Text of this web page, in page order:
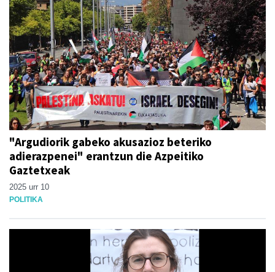
"Argudiorik gabeko akusazioz beteriko
adierazpenei" erantzun die Azpeitiko
Gaztetxeak
2025 urr 10
POLITIKA